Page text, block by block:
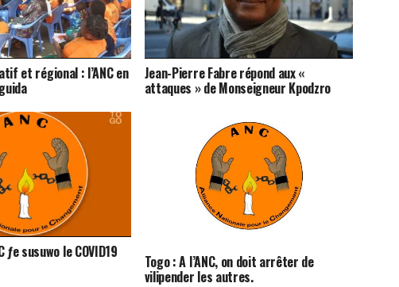
et régional : l’ANC en Jean-Pierre Fabre répond aux «
attaques » de Monseigneur Kpodzro
ƒe susuwo le COVID19
Togo : A l’ANC, on doit arrêter de
vilipender les autres.